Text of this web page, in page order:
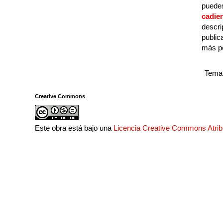
más
Creative Commons
Este obra está bajo una Licencia Creative Commons